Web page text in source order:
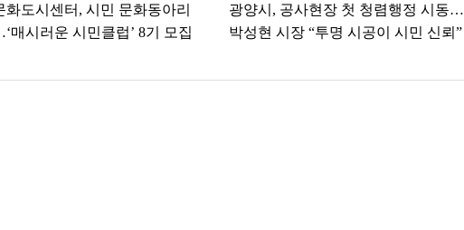
화도시센터, 시민 문화동아리
매시러운 시민클럽’ 8기 모집
광양시, 공사현장 첫 청렴행정 시동…
박성현 시장 “투명 시공이 시민 신뢰”